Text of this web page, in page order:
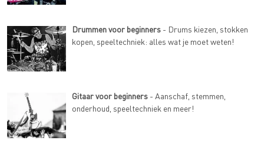
Drummen voor beginners - Drums kiezen, stokken
kopen, speeltechniek: alles wat je moet weten!
Gitaar voor beginners - Aanschaf, stemmen,
onderhoud, speeltechniek en meer!